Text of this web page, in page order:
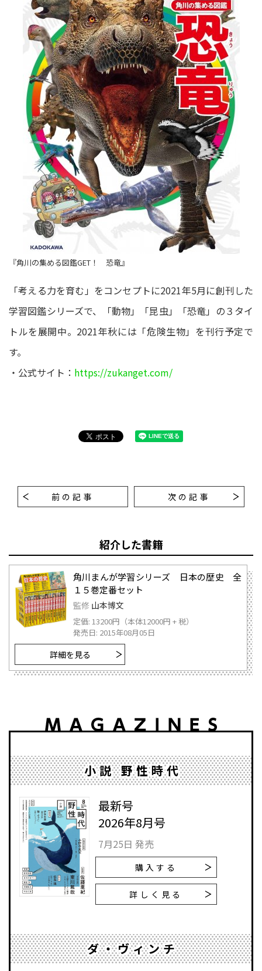
『角川の集める図鑑GET！ 恐竜』
「考える力を育む」をコンセプトに2021年5月に創刊した
学習図鑑シリーズで、「動物」「昆虫」「恐竜」の３タイ
トルを展開中。2021年秋には「危険生物」を刊行予定で
す。
・公式サイト： https://zukanget.com/
前の記事 次の記事
紹介した書籍
角川まんが学習シリーズ 日本の歴史 全
１５巻定番セット
監修 山本博文
定価: 13200円（本体12000円 + 税）
発売日: 2015年08月05日
詳細を見る
小説 野性時代
最新号
2026年8月号
7月25日 発売
購入する
詳しく見る
ダ・ヴィンチ